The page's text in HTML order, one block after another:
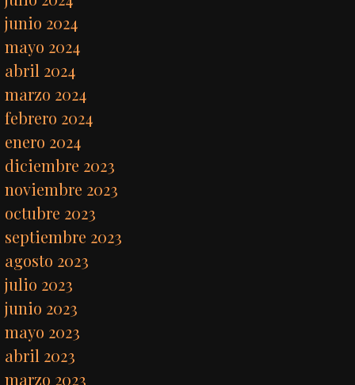
junio 2024
mayo 2024
abril 2024
marzo 2024
febrero 2024
enero 2024
diciembre 2023
noviembre 2023
octubre 2023
septiembre 2023
agosto 2023
julio 2023
junio 2023
mayo 2023
abril 2023
marzo 2023